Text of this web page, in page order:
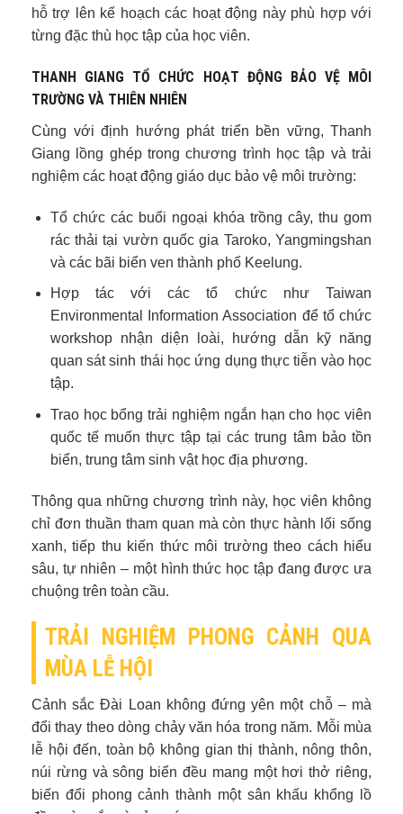
hỗ trợ lên kế hoạch các hoạt động này phù hợp với
từng đặc thù học tập của học viên.
THANH GIANG TỔ CHỨC HOẠT ĐỘNG BẢO VỆ MÔI
TRƯỜNG VÀ THIÊN NHIÊN
Cùng với định hướng phát triển bền vững, Thanh
Giang lồng ghép trong chương trình học tập và trải
nghiệm các hoạt động giáo dục bảo vệ môi trường:
Tổ chức các buổi ngoại khóa trồng cây, thu gom
rác thải tại vườn quốc gia Taroko, Yangmingshan
và các bãi biển ven thành phố Keelung.
Hợp tác với các tổ chức như Taiwan
Environmental Information Association để tổ chức
workshop nhận diện loài, hướng dẫn kỹ năng
quan sát sinh thái học ứng dụng thực tiễn vào học
tập.
Trao học bổng trải nghiệm ngắn hạn cho học viên
quốc tế muốn thực tập tại các trung tâm bảo tồn
biển, trung tâm sinh vật học địa phương.
Thông qua những chương trình này, học viên không
chỉ đơn thuần tham quan mà còn thực hành lối sống
xanh, tiếp thu kiến thức môi trường theo cách hiểu
sâu, tự nhiên – một hình thức học tập đang được ưa
chuộng trên toàn cầu.
TRẢI NGHIỆM PHONG CẢNH QUA
MÙA LỄ HỘI
Cảnh sắc Đài Loan không đứng yên một chỗ – mà
đổi thay theo dòng chảy văn hóa trong năm. Mỗi mùa
lễ hội đến, toàn bộ không gian thị thành, nông thôn,
núi rừng và sông biển đều mang một hơi thở riêng,
biến đổi phong cảnh thành một sân khấu khổng lồ